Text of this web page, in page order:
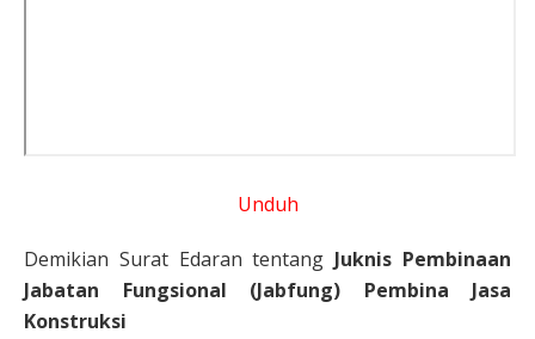
Unduh
Demikian Surat Edaran tentang Juknis Pembinaan
Jabatan Fungsional (Jabfung) Pembina Jasa
Konstruksi